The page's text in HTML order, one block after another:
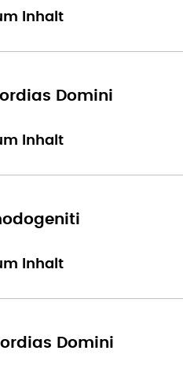
Inhalt
Domini
Inhalt
Inhalt
Domini